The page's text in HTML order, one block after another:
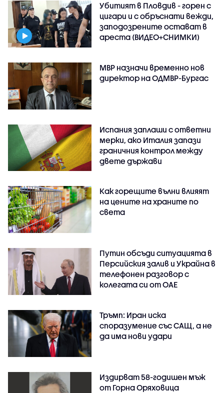
Убитият в Пловдив - горен с
цигари и с обръснати вежди,
заподозрените остават в
ареста (ВИДЕО+СНИМКИ)
МВР назначи временно нов
директор на ОДМВР-Бургас
Испания заплаши с ответни
мерки, ако Италия запази
граничния контрол между
двете държави
Как горещите вълни влияят
на цените на храните по
света
Путин обсъди ситуацията в
Персийския залив и Украйна в
телефонен разговор с
колегата си от ОАЕ
Тръмп: Иран иска
споразумение със САЩ, а не
да има нови удари
Издирват 58-годишен мъж
от Горна Оряховица